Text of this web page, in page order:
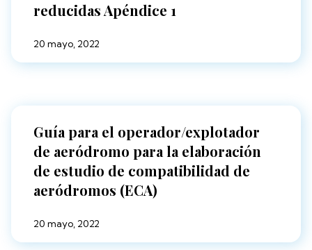
reducidas Apéndice 1
20 mayo, 2022
Guía para el operador/explotador
de aeródromo para la elaboración
de estudio de compatibilidad de
aeródromos (ECA)
20 mayo, 2022